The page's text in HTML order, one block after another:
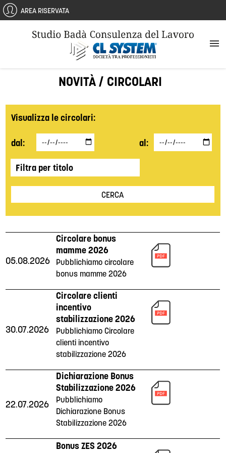
AREA RISERVATA
CONTATTI
OUTPUT E TABELLE PRATICA UTILITÀ
PARTNER
AREA RISERVATA
NOVITÀ / CIRCOLARI
Visualizza le circolari:
dal: al:
05.08.2026
Circolare bonus
mamme 2026
Pubblichiamo circolare
bonus mamme 2026
30.07.2026
Circolare clienti
incentivo
stabilizzazione 2026
Pubblichiamo Circolare
clienti incentivo
stabilizzazione 2026
22.07.2026
Dichiarazione Bonus
Stabilizzazione 2026
Pubblichiamo
Dichiarazione Bonus
Stabilizzazione 2026
Bonus ZES 2026